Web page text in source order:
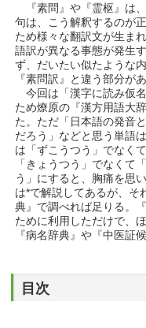
『素問』や『霊枢』は
句は、こう解釈するのが
ため様々な翻訳文が生ま
語訳が異なる事態が発生
ず、だいたい似たような
『素問訳』と違う部分が
今回は「漢字に読み仮
ため燎原の『漢方用語大
た。ただ「日本語の発音
だろう」などと思う単語
は「ずこうつう」でなく
「きょうつう」でなくて
う」にすると、胸痛を思
は*で解説してあるが、そ
典』で調べれば足りる。
ために利用しただけで、
『病名辞典』や『中医証
目次